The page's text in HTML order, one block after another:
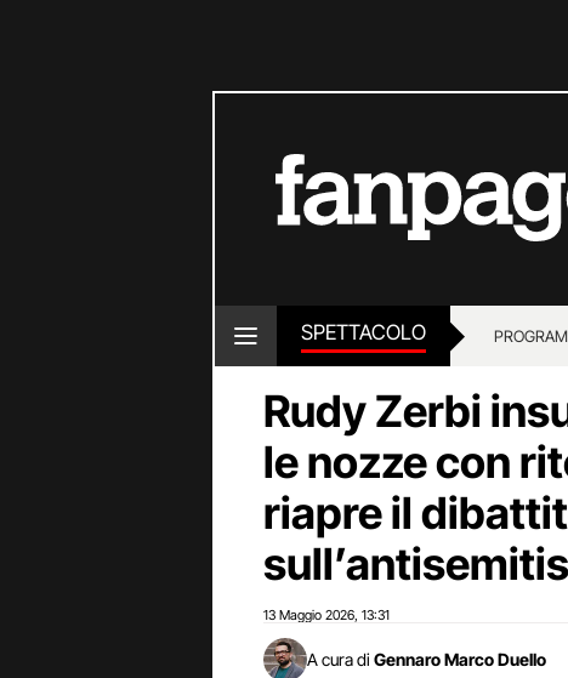
SPETTACOLO
Rudy Zerbi
le nozze con
riapre il
13 Maggio 2026 13:31
A cura di Gennaro Marco Duello